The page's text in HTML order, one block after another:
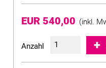
EUR 540,00 (inkl.
Anzahl